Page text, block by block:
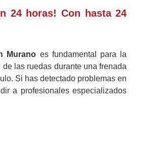
24 horas! Con hasta 24
Murano es fundamental para la
las ruedas durante una frenada
Si has detectado problemas en
a profesionales especializados